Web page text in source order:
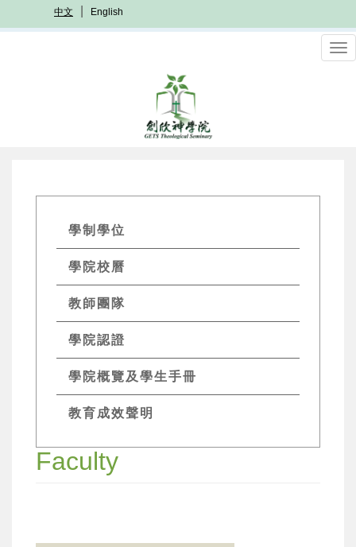
至
中文 English
GETs
Academics
Menu
學制學位
學院校曆
教師團隊
學院認證
學院概覽及學生手冊
教育成效聲明
Faculty